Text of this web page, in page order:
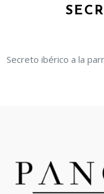
Secreto ibérico a la